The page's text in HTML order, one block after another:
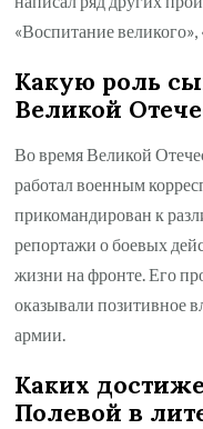
«Воспитание
Какую роль
Великой
Во время Великой
работал военным
прикомандирован к
репортажи о боевых
жизни на фронте. Его
оказывали позитивное
армии.
Каких
Полевой в